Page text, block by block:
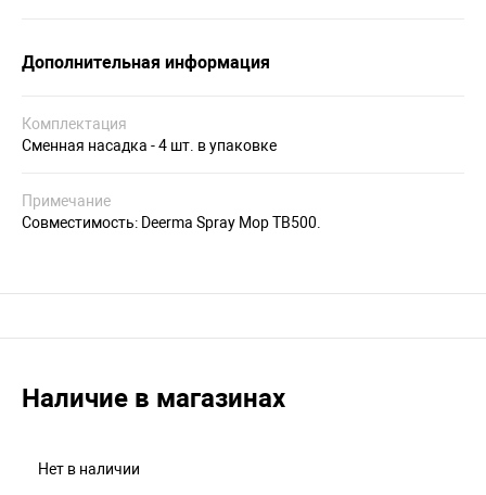
Дополнительная информация
Комплектация
Сменная насадка - 4 шт. в упаковке
Примечание
Совместимость: Deerma Spray Mop TB500.
Наличие в магазинах
Нет в наличии